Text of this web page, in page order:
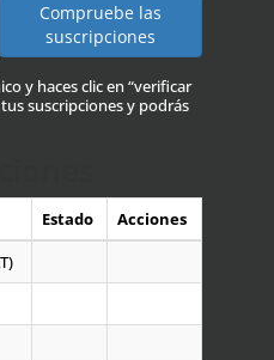
y haces clic en “verificar
suscripciones y podrás
Estado
Acciones